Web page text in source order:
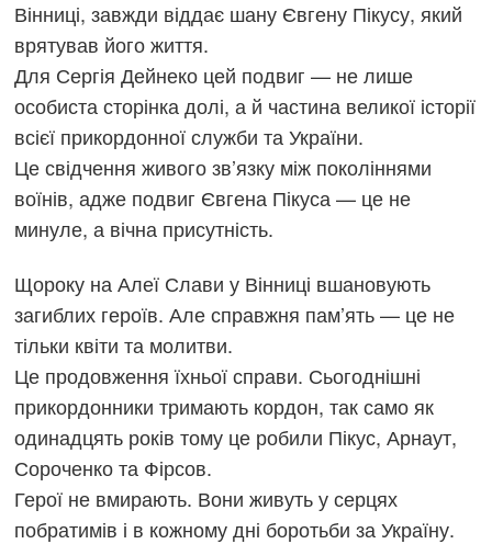
Вінниці, завжди віддає шану Євгену Пікусу, який
врятував його життя.
Для Сергія Дейнеко цей подвиг — не лише
особиста сторінка долі, а й частина великої історії
всієї прикордонної служби та України.
Це свідчення живого зв’язку між поколіннями
воїнів, адже подвиг Євгена Пікуса — це не
минуле, а вічна присутність.
Щороку на Алеї Слави у Вінниці вшановують
загиблих героїв. Але справжня пам’ять — це не
тільки квіти та молитви.
Це продовження їхньої справи. Сьогоднішні
прикордонники тримають кордон, так само як
одинадцять років тому це робили Пікус, Арнаут,
Сороченко та Фірсов.
Герої не вмирають. Вони живуть у серцях
побратимів і в кожному дні боротьби за Україну.